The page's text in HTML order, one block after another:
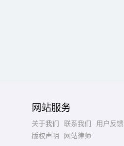
网站服务
关于我们 联系我们
用户反馈
版权声明
网站律师